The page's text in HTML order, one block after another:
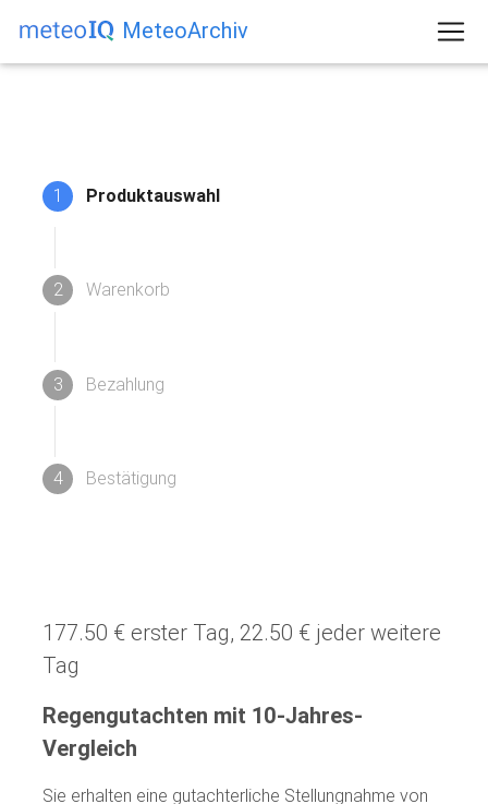
MeteoArchiv
1 Produktauswahl
2 Warenkorb
3 Bezahlung
4 Bestätigung
177.50 € erster Tag, 22.50 € jeder weitere
Tag
Regengutachten mit 10-Jahres-
Vergleich
Sie erhalten eine gutachterliche Stellungnahme von